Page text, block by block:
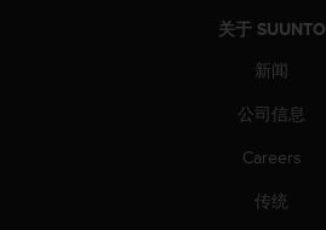
关于 SUUNTO
新闻
公司信息
Careers
传统